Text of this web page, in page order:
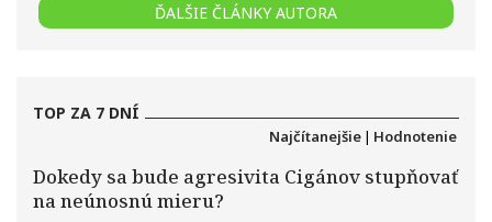
ĎALŠIE ČLÁNKY AUTORA
TOP ZA 7 DNÍ
Najčítanejšie | Hodnotenie
Dokedy sa bude agresivita Cigánov stupňovať
na neúnosnú mieru?